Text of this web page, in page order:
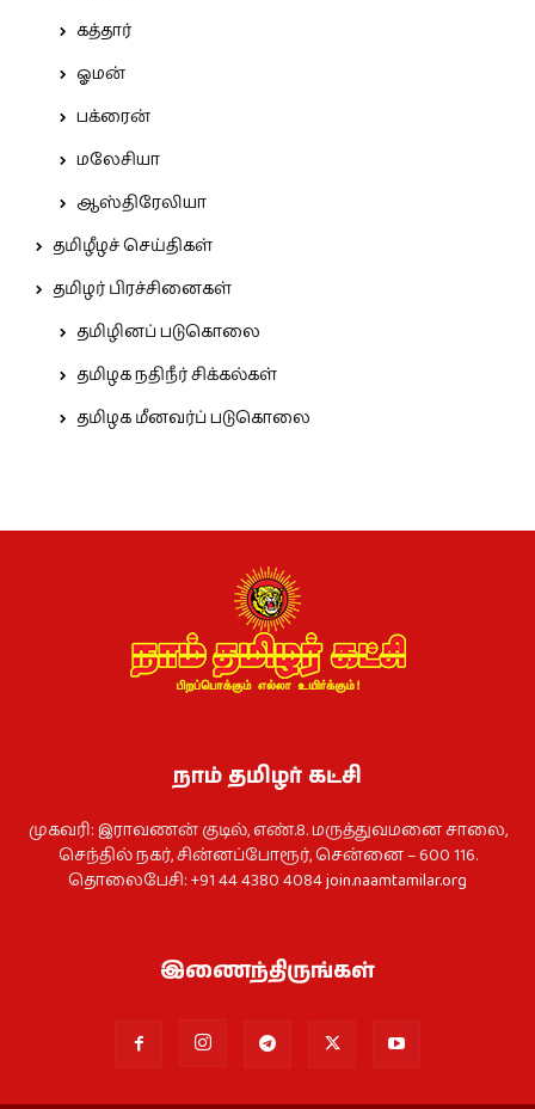
கத்தார்
ஓமன்
பக்ரைன்
மலேசியா
ஆஸ்திரேலியா
தமிழீழச் செய்திகள்
தமிழர் பிரச்சினைகள்
தமிழினப் படுகொலை
தமிழக நதிநீர் சிக்கல்கள்
தமிழக மீனவர்ப் படுகொலை
நாம் தமிழர் கட்சி
முகவரி: இராவணன் குடில், எண்.8. மருத்துவமனை சாலை,
செந்தில் நகர், சின்னப்போரூர், சென்னை – 600 116.
தொலைபேசி: +91 44 4380 4084join.naamtamilar.org
இணைந்திருங்கள்